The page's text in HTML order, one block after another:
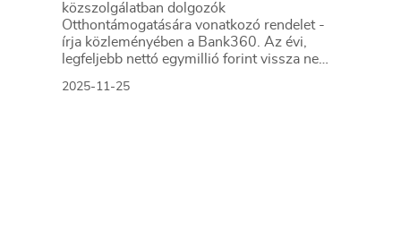
közszolgálatban dolgozók
Otthontámogatására vonatkozó rendelet -
írja közleményében a Bank360. Az évi,
legfeljebb nettó egymillió forint vissza nem
jelentkezni.
2025-11-25